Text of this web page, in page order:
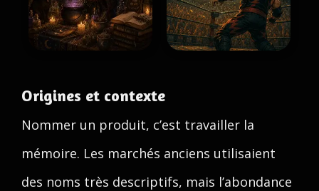
Origines et contexte
Nommer un produit, c’est travailler la
mémoire. Les marchés anciens utilisaient
des noms très descriptifs, mais l’abondance